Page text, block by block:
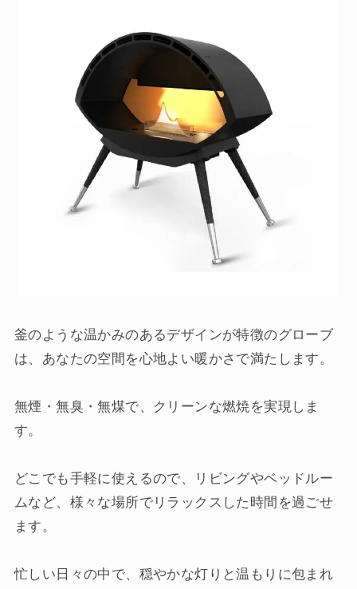
釜のような温かみのあるデザインが特徴のグローブ
は、あなたの空間を心地よい暖かさで満たします。
無煙・無臭・無煤で、クリーンな燃焼を実現しま
す。
どこでも手軽に使えるので、リビングやベッドルー
ムなど、様々な場所でリラックスした時間を過ごせ
ます。
忙しい日々の中で、穏やかな灯りと温もりに包まれ